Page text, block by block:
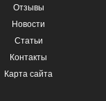
Отзывы
Новости
Статьи
Контакты
Карта сайта